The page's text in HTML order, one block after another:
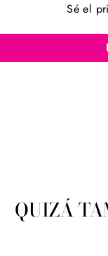
Sé el
QUIZÁ